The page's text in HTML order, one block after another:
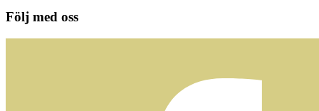
Följ med oss